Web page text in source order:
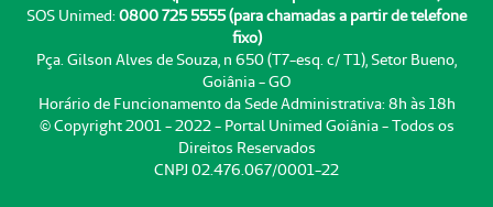
SOS Unimed: 0800 725 5555 (para chamadas a partir de telefone
fixo)
Pça. Gilson Alves de Souza, n 650 (T7-esq. c/ T1), Setor Bueno,
Goiânia - GO
Horário de Funcionamento da Sede Administrativa: 8h às 18h
© Copyright 2001 - 2022 - Portal Unimed Goiânia - Todos os
Direitos Reservados
CNPJ 02.476.067/0001-22